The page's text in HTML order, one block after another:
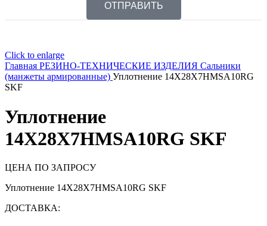
ОТПРАВИТЬ
Click to enlarge
Главная РЕЗИНО-ТЕХНИЧЕСКИЕ ИЗДЕЛИЯ Сальники
(манжеты армированные) Уплотнение 14X28X7HMSA10RG
SKF
Уплотнение
14X28X7HMSA10RG SKF
ЦЕНА ПО ЗАПРОСУ
Уплотнение 14X28X7HMSA10RG SKF
ДОСТАВКА: